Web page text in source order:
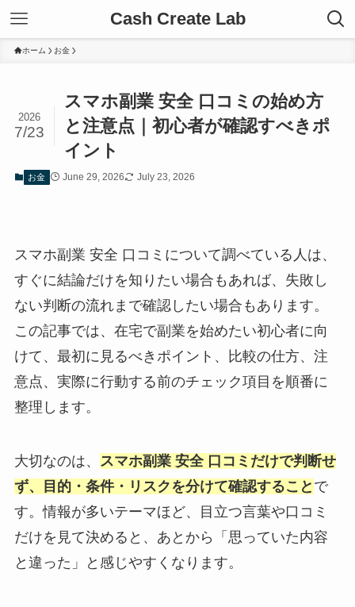
Cash Create Lab
ホーム お金
スマホ副業 安全 口コミの始め方
と注意点｜初心者が確認すべきポ
イント
2026
7/23
お金 June 29, 2026 July 23, 2026
スマホ副業 安全 口コミについて調べている人は、
すぐに結論だけを知りたい場合もあれば、失敗し
ない判断の流れまで確認したい場合もあります。
この記事では、在宅で副業を始めたい初心者に向
けて、最初に見るべきポイント、比較の仕方、注
意点、実際に行動する前のチェック項目を順番に
整理します。
大切なのは、
スマホ副業 安全 口コミだけで判断せ
ず、目的・条件・リスクを分けて確認すること で
す。情報が多いテーマほど、目立つ言葉や口コミ
だけを見て決めると、あとから「思っていた内容
と違った」と感じやすくなります。